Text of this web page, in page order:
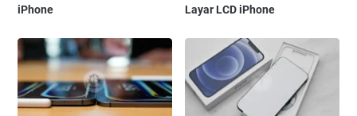
iPhone
Layar LCD iPhone